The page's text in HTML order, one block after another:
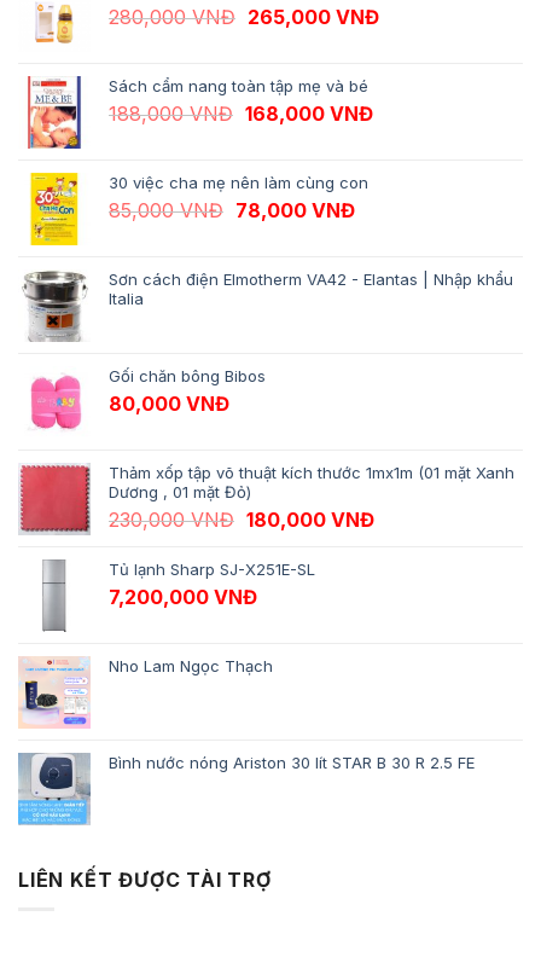
280,000VNĐ Giá gốc là: 280,000 VNĐ.
265,000 VNĐGiá hiện tại là:
Sách cẩm nang toàn tập mẹ và bé
188,000VNĐ Giá gốc là: 188,000 VNĐ.
168,000 VNĐGiá hiện tại là:
30 việc cha mẹ nên làm cùng con
85,000VNĐ Giá gốc là: 85,000 VNĐ.
78,000 VNĐGiá hiện tại là:
Sơn cách điện Elmotherm VA42 - Elantas | Nhập khẩu
Italia
Gối chăn bông Bibos
80,000 VNĐ
Thảm xốp tập võ thuật kích thước 1mx1m (01 mặt Xanh
Dương , 01 mặt Đỏ)
230,000VNĐ Giá gốc là: 230,000 VNĐ.
180,000 VNĐGiá hiện tại là:
Tủ lạnh Sharp SJ-X251E-SL
7,200,000 VNĐ
Nho Lam Ngọc Thạch
Bình nước nóng Ariston 30 lít STAR B 30 R 2.5 FE
LIÊN KẾT ĐƯỢC TÀI TRỢ